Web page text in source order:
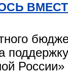
России»